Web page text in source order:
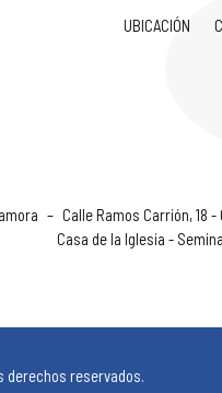
UBICACIÓN
– Calle Ramos Carrión, 18 -
Casa de la Iglesia -
derechos reservados.